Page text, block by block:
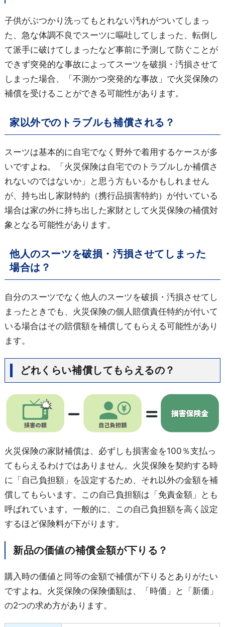
子供がぶつかり洗ってもとれない汚れがついてしまっ
た、急な体調不良でスーツに嘔吐してしまった、転倒し
て派手に破けてしまったなど事前に予測して防ぐことが
できず突発的な事故によってスーツを破損・汚損させて
しまった場合、「不測かつ突発的な事故」で火災保険の
補償を受けることができる可能性があります。
家以外でのトラブルも補償される？
スーツは基本的に自宅でなく野外で着用するケースが多
いですよね。「火災保険は自宅でのトラブルしか補償さ
れないのではないか」と思う方もいるかもしれません
が、持ち出し家財特約（携行品損害特約）が付いている
場合は家の外に持ち出した家財として火災保険の補償対
象となる可能性があります。
他人のスーツを破損・汚損させてしまった
場合は？
自分のスーツでなく他人のスーツを破損・汚損させてし
まったときでも、火災保険の個人賠償責任特約が付いて
いる場合はその賠償額を補償してもらえる可能性があり
ます。
どれくらい補償してもらえるの？
火災保険の家財補償は、必ずしも損害金を100％支払っ
てもらえるわけではありません。火災保険を契約する時
に「自己負担額」を設定するため、それ以外の金額を補
償してもらいます。この自己負担額は「免責金額」とも
呼ばれています。一般的に、この自己負担額を高く設定
するほど保険料が下がります。
新品の価値の補償金額が下りる？
購入時の価値と同等の金額で補償が下りるとありがたい
ですよね。火災保険の保険価額は、「時価」と「新価」
の2つの求め方があります。